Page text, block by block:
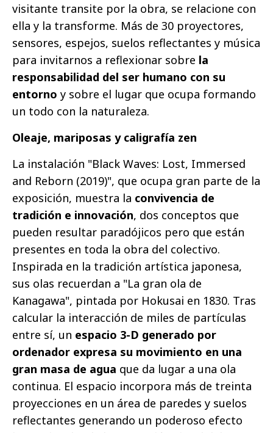
visitante transite por la obra, se relacione con
ella y la transforme. Más de 30 proyectores,
sensores, espejos, suelos reflectantes y música
para invitarnos a reflexionar sobre la
responsabilidad del ser humano con su
entorno y sobre el lugar que ocupa formando
un todo con la naturaleza.
Oleaje, mariposas y caligrafía zen
La instalación "Black Waves: Lost, Immersed
and Reborn (2019)", que ocupa gran parte de la
exposición, muestra la convivencia de
tradición e innovación, dos conceptos que
pueden resultar paradójicos pero que están
presentes en toda la obra del colectivo.
Inspirada en la tradición artística japonesa,
sus olas recuerdan a "La gran ola de
Kanagawa", pintada por Hokusai en 1830. Tras
calcular la interacción de miles de partículas
entre sí, un espacio 3-D generado por
ordenador expresa su movimiento en una
gran masa de agua que da lugar a una ola
continua. El espacio incorpora más de treinta
proyecciones en un área de paredes y suelos
reflectantes generando un poderoso efecto